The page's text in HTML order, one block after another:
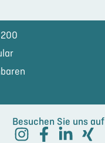
Besuchen Sie uns auf